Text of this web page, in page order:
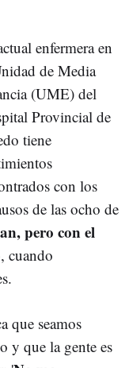
enfermera en
de Media
(UME) del
Provincial de
tiene
con los
de las ocho de
pero con el
cuando
que seamos
y que la gente es